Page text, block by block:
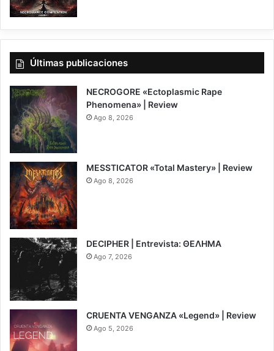
Últimas publicaciones
NECROGORE «Ectoplasmic Rape
Phenomena» | Review
Ago 8, 2026
6.5
MESSTICATOR «Total Mastery» | Review
Ago 8, 2026
DECIPHER | Entrevista: ΘΕΛΗΜΑ
Ago 7, 2026
CRUENTA VENGANZA «Legend» | Review
Ago 5, 2026